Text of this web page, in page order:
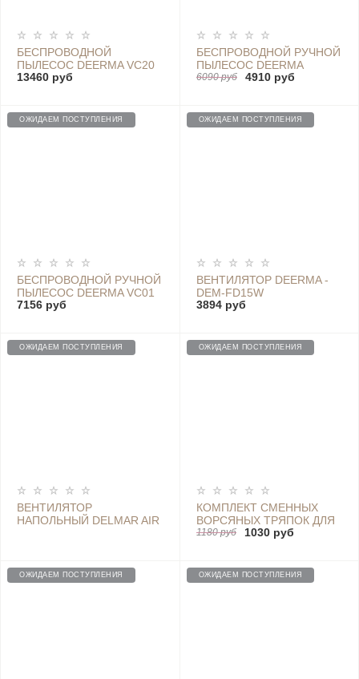
БЕСПРОВОДНОЙ
ПЫЛЕСОС DEERMA VC20
PRO WIRELESS VACUUM
13460 руб
БЕСПРОВОДНОЙ РУЧНОЙ
ПЫЛЕСОС DEERMA
HANDHELD WIRELESS
6090 руб 4910 руб
ОЖИДАЕМ ПОСТУПЛЕНИЯ
БЕСПРОВОДНОЙ РУЧНОЙ
ПЫЛЕСОС DEERMA VC01
MAX
7156 руб
ОЖИДАЕМ ПОСТУПЛЕНИЯ
ВЕНТИЛЯТОР DEERMA -
DEM-FD15W
3894 руб
ОЖИДАЕМ ПОСТУПЛЕНИЯ
ВЕНТИЛЯТОР
НАПОЛЬНЫЙ DELMAR AIR
ОЖИДАЕМ ПОСТУПЛЕНИЯ
КОМПЛЕКТ СМЕННЫХ
ВОРСЯНЫХ ТРЯПОК ДЛЯ
DEERMA DEL MAR SPRAY
1180 руб 1030 руб
ОЖИДАЕМ ПОСТУПЛЕНИЯ ОЖИДАЕМ ПОСТУПЛЕНИЯ